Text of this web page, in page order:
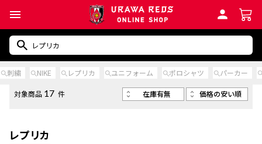
刺繍 NIKE レプリカ ユニフォーム ポロシャツ パーカー
レプリカ
対象商品 17 件 在庫有無 価格の安い順